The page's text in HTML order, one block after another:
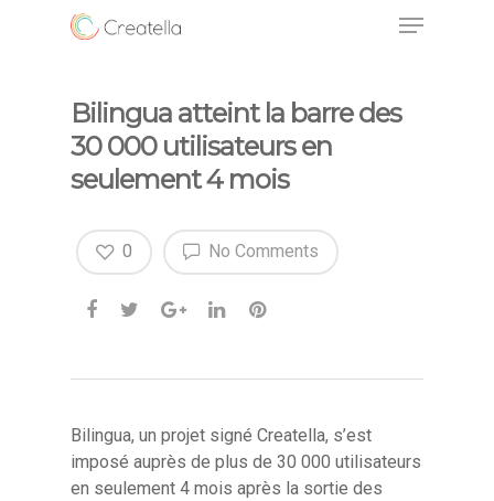
Bilingua atteint la barre des
30 000 utilisateurs en
seulement 4 mois
No Comments
0
Bilingua, un projet signé Creatella, s’est
imposé auprès de plus de 30 000 utilisateurs
en seulement 4 mois après la sortie des